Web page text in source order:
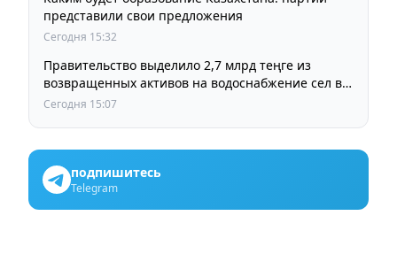
представили свои предложения
Сегодня 15:32
Правительство выделило 2,7 млрд теңге из
возвращенных активов на водоснабжение сел в
СКО
Сегодня 15:07
подпишитесь
Telegram